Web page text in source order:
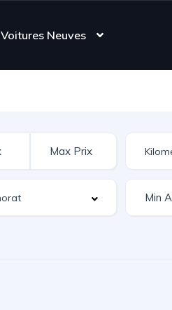
Voitures Neuves